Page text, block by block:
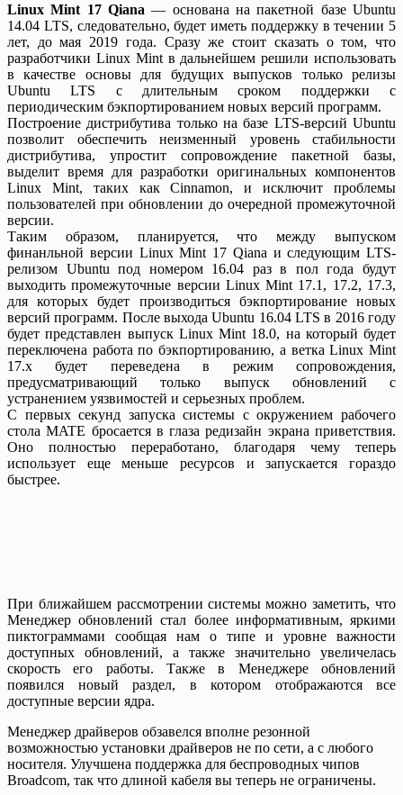
Linux Mint 17 Qiana — основана на пакетной базе Ubuntu
14.04 LTS, следовательно, будет иметь поддержку в течении 5
лет, до мая 2019 года. Сразу же стоит сказать о том, что
разработчики Linux Mint в дальнейшем решили использовать
в качестве основы для будущих выпусков только релизы
Ubuntu LTS с длительным сроком поддержки с
периодическим бэкпортированием новых версий программ.
Построение дистрибутива только на базе LTS-версий Ubuntu
позволит обеспечить неизменный уровень стабильности
дистрибутива, упростит сопровождение пакетной базы,
выделит время для разработки оригинальных компонентов
Linux Mint, таких как Cinnamon, и исключит проблемы
пользователей при обновлении до очередной промежуточной
версии.
Таким образом, планируется, что между выпуском
финанльной версии Linux Mint 17 Qiana и следующим LTS-
релизом Ubuntu под номером 16.04 раз в пол года будут
выходить промежуточные версии Linux Mint 17.1, 17.2, 17.3,
для которых будет производиться бэкпортирование новых
версий программ. После выхода Ubuntu 16.04 LTS в 2016 году
будет представлен выпуск Linux Mint 18.0, на который будет
переключена работа по бэкпортированию, а ветка Linux Mint
17.x будет переведена в режим сопровождения,
предусматривающий только выпуск обновлений с
устранением уязвимостей и серьезных проблем.
С первых секунд запуска системы с окружением рабочего
стола MATE бросается в глаза редизайн экрана приветствия.
Оно полностью переработано, благодаря чему теперь
использует еще меньше ресурсов и запускается гораздо
быстрее.
При ближайшем рассмотрении системы можно заметить, что
Менеджер обновлений стал более информативным, яркими
пиктограммами сообщая нам о типе и уровне важности
доступных обновлений, а также значительно увеличелась
скорость его работы. Также в Менеджере обновлений
появился новый раздел, в котором отображаются все
доступные версии ядра.
Менеджер драйверов обзавелся вполне резонной
возможностью установки драйверов не по сети, а с любого
носителя. Улучшена поддержка для беспроводных чипов
Broadcom, так что длиной кабеля вы теперь не ограничены.